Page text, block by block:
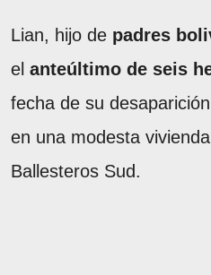
Lian, hijo de padres
el anteúltimo de seis
fecha de su
en una modesta
Ballesteros Sud.